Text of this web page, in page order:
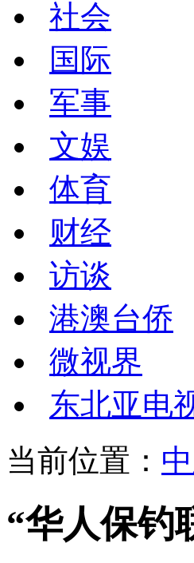
社会
国际
军事
文娱
体育
财经
访谈
港澳台侨
微视界
东北亚电
当前位置：
“华人保钓